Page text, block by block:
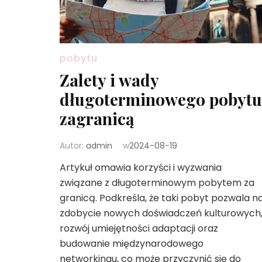
pobytu
Zalety i wady
długoterminowego pobytu
zagranicą
Autor: admin w2024-08-19
Artykuł omawia korzyści i wyzwania
związane z długoterminowym pobytem za
granicą. Podkreśla, że taki pobyt pozwala
zdobycie nowych doświadczeń kulturowych,
rozwój umiejętności adaptacji oraz
budowanie międzynarodowego
networkingu, co może przyczynić się do